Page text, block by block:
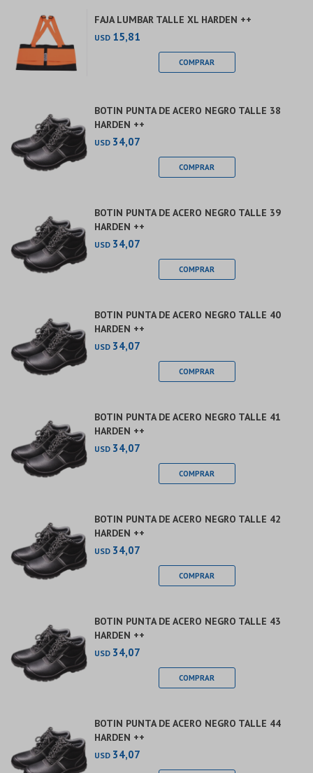
FAJA LUMBAR TALLE XL HARDEN ++
USD 15,81
BOTIN PUNTA DE ACERO NEGRO TALLE 38
HARDEN ++
USD 34,07
BOTIN PUNTA DE ACERO NEGRO TALLE 39
HARDEN ++
USD 34,07
BOTIN PUNTA DE ACERO NEGRO TALLE 40
HARDEN ++
USD 34,07
BOTIN PUNTA DE ACERO NEGRO TALLE 41
HARDEN ++
USD 34,07
BOTIN PUNTA DE ACERO NEGRO TALLE 42
HARDEN ++
USD 34,07
BOTIN PUNTA DE ACERO NEGRO TALLE 43
HARDEN ++
USD 34,07
BOTIN PUNTA DE ACERO NEGRO TALLE 44
HARDEN ++
USD 34,07